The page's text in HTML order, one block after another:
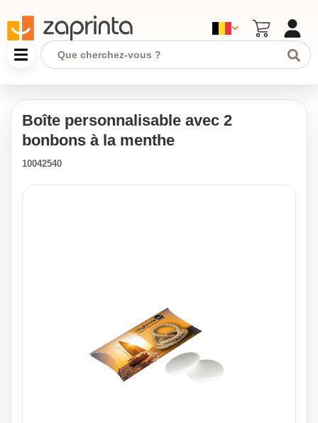
Boîte personnalisable avec 2
bonbons à la menthe
10042540